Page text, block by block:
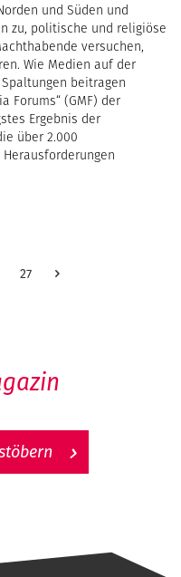
und Süden und
zu, politische und religiöse
versuchen,
Wie Medien auf der
beitragen
Forums“ (GMF) der
Ergebnis der
über 2.000
27